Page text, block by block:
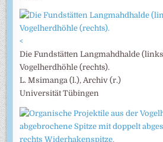
<
Die Fundstätten Langmahdhalde
Vogelherdhöhle (rechts).
L. Msimanga (l.), Archiv (r.)
Universität Tübingen